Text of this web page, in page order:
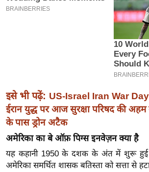
र
सा
ल
श
ख्सि
य
त
इसे भी पढ़ें: US-Israel Iran War
ईरान युद्ध पर आज सुरक्षा परिषद की अहम
के पास ड्रोन अटैक
अमेरिका का बे ऑफ़ पिग्स इनवेज़न क्या है
यह कहानी 1950 के दशक के अंत में शुरू हुई
अमेरिका समर्थित शासक बतिस्ता को सत्ता से